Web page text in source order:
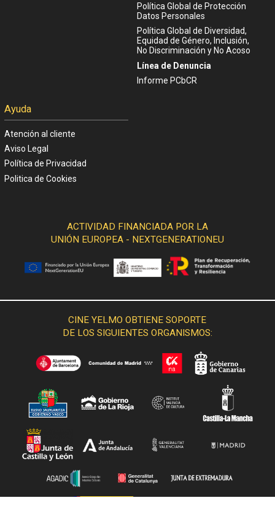
Política Global de Protección
Datos Personales
Política Global de Diversidad,
Equidad de Género, Inclusión,
No Discriminación y No Acoso
Línea de Denuncia
Informe PCbCR
Ayuda
Atención al cliente
Aviso Legal
Política de Privacidad
Politica de Cookies
ACTIVIDAD FINANCIADA POR LA
UNIÓN EUROPEA - NEXTGENERATIONEU
CINE YELMO OBTIENE SOPORTE
DE LOS SIGUIENTES ORGANISMOS: